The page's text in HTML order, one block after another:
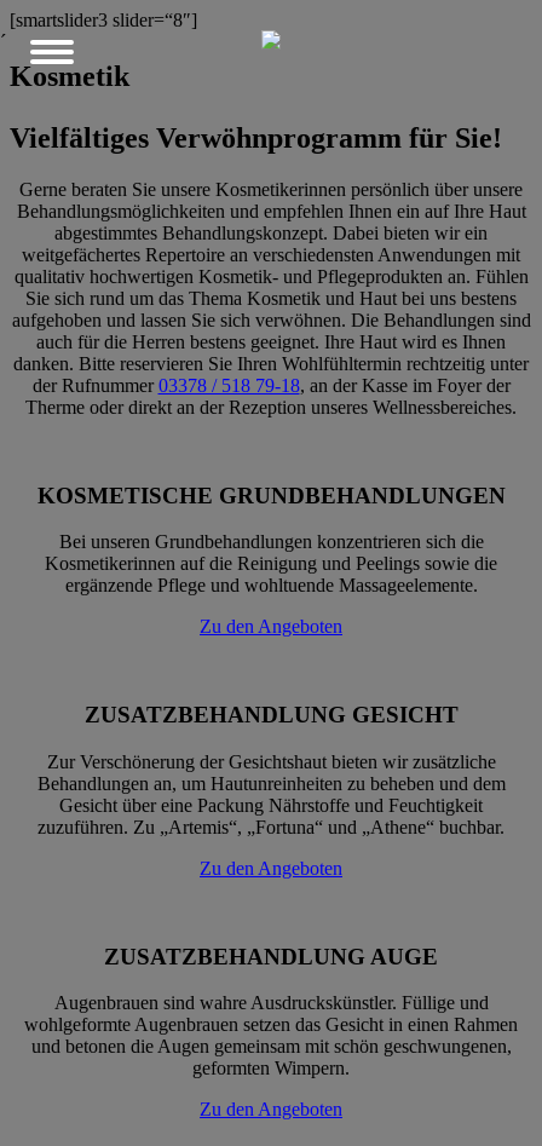
´
[smartslider3 slider=“8″]
Kosmetik
Vielfältiges Verwöhnprogramm für Sie!
Gerne beraten Sie unsere Kosmetikerinnen persönlich über unsere
Behandlungsmöglichkeiten und empfehlen Ihnen ein auf Ihre Haut
abgestimmtes Behandlungskonzept. Dabei bieten wir ein
weitgefächertes Repertoire an verschiedensten Anwendungen mit
qualitativ hochwertigen Kosmetik- und Pflegeprodukten an. Fühlen
Sie sich rund um das Thema Kosmetik und Haut bei uns bestens
aufgehoben und lassen Sie sich verwöhnen. Die Behandlungen sind
auch für die Herren bestens geeignet. Ihre Haut wird es Ihnen
danken. Bitte reservieren Sie Ihren Wohlfühltermin rechtzeitig unter
der Rufnummer03378 / 518 79-18, an der Kasse im Foyer der
Therme oder direkt an der Rezeption unseres Wellnessbereiches.
KOSMETISCHE GRUNDBEHANDLUNGEN
Bei unseren Grundbehandlungen konzentrieren sich die
Kosmetikerinnen auf die Reinigung und Peelings sowie die
ergänzende Pflege und wohltuende Massageelemente.
Zu den Angeboten
ZUSATZBEHANDLUNG GESICHT
Zur Verschönerung der Gesichtshaut bieten wir zusätzliche
Behandlungen an, um Hautunreinheiten zu beheben und dem
Gesicht über eine Packung Nährstoffe und Feuchtigkeit
zuzuführen. Zu „Artemis“, „Fortuna“ und „Athene“ buchbar.
Zu den Angeboten
ZUSATZBEHANDLUNG AUGE
Augenbrauen sind wahre Ausdruckskünstler. Füllige und
wohlgeformte Augenbrauen setzen das Gesicht in einen Rahmen
und betonen die Augen gemeinsam mit schön geschwungenen,
geformten Wimpern.
Zu den Angeboten